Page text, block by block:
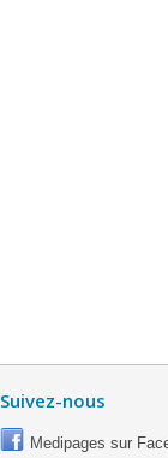
Suivez-nous
Medipages sur